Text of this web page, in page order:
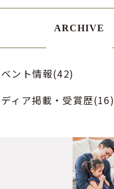
2025年3月（1）
2025年2月（1）
2025年1月（1）
2024年8月（1）
2024年7月（1）
2024年4月（1）
2024年3月（1）
2024年2月（3）
ARCHIVE
ント情報(42)
ィア掲載・受賞歴(16)